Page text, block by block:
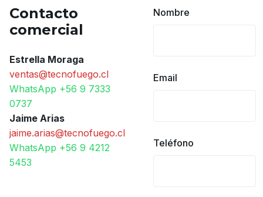
Contacto
comercial
Estrella Moraga
ventas@tecnofuego.cl
WhatsApp +56 9 7333
0737
Jaime Arias
jaime.arias@tecnofuego.cl
WhatsApp +56 9 4212
5453
Nombre
Email
Teléfono